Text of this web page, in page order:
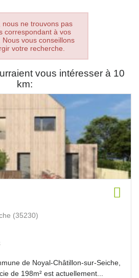
nous ne trouvons pas
correspondant à vos
Nous vous conseillons
votre recherche.
vous intéresser à 10
km:
(35230)
de Noyal-Châtillon-sur-Seiche,
de 198m² est actuellement...